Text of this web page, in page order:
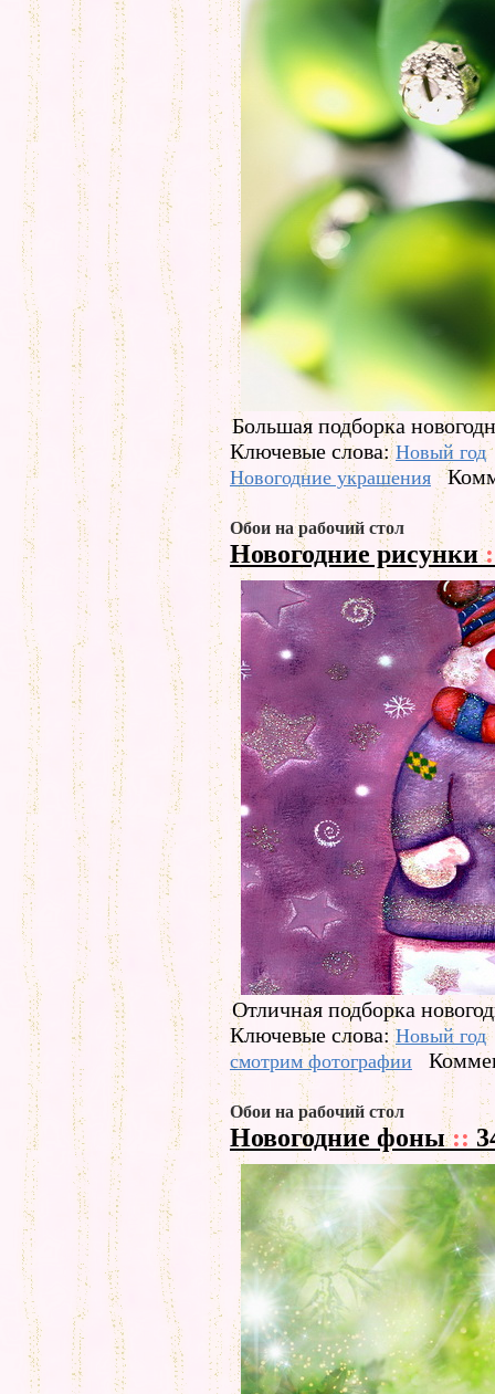
Большая подборка
Ключевые слова:Новый год
Новогодние украшения
Обои на рабочий стол
Новогодние рисунки
Отличная подборка
Ключевые слова:Новый год
смотрим фотографии
Обои на рабочий стол
Новогодние фоны::